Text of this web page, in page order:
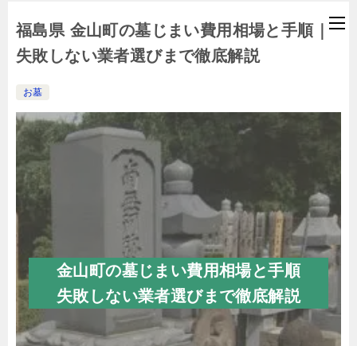
福島県 金山町の墓じまい費用相場と手順｜
失敗しない業者選びまで徹底解説
お墓
金山町の墓じまい費用相場と手順
失敗しない業者選びまで徹底解説